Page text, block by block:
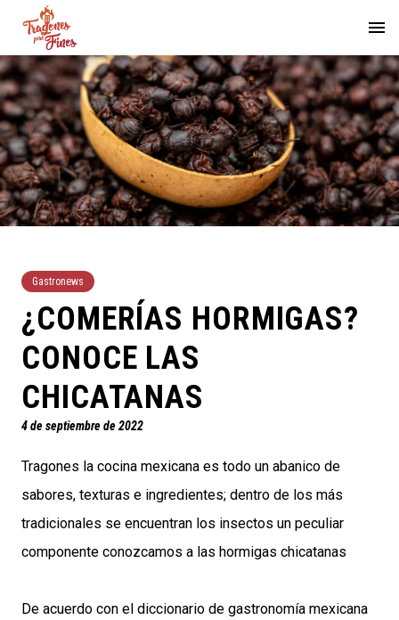
Gastronews
¿COMERÍAS HORMIGAS?
CONOCE LAS
CHICATANAS
4 de septiembre de 2022
Tragones la cocina mexicana es todo un abanico de
sabores, texturas e ingredientes; dentro de los más
tradicionales se encuentran los insectos un peculiar
componente conozcamos a las hormigas chicatanas
De acuerdo con el diccionario de gastronomía mexicana